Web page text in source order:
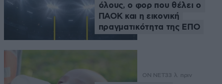
όλους, ο φορ που θέλει ο
ΠΑΟΚ και η εικονική
πραγματικότητα της ΕΠΟ
ON NET33 λ. πριν